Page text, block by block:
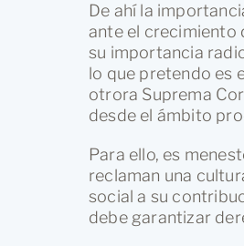
De ahí la
ante el crecimiento
su importancia
lo que pretendo es
otrora Suprema
desde el ámbito
Para ello, es
reclaman una
social a su
debe garantizar